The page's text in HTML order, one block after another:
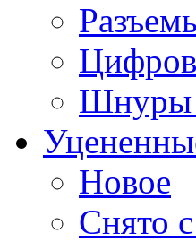
Шнуры
Новое
Снято